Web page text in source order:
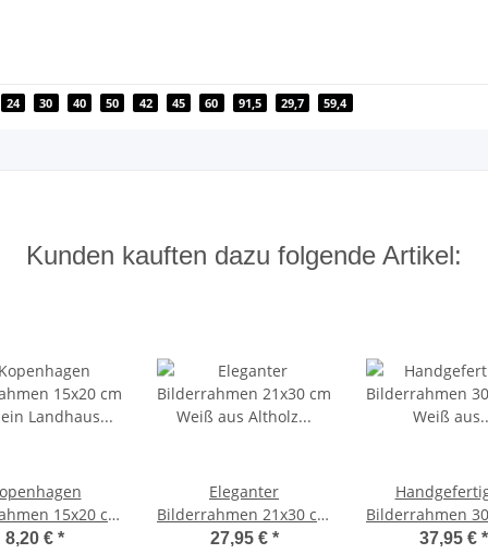
24 30 40 50 42 45 60 91,5 29,7 59,4
Kunden kauften dazu folgende Artikel:
15x20 cm
Landhaus –
8,20 € *
Eleganter
Bilderrahmen 21x30 cm
Weiß aus Altholz
27,95 € *
Bilderrahmen
Weiß aus
37,95 € *